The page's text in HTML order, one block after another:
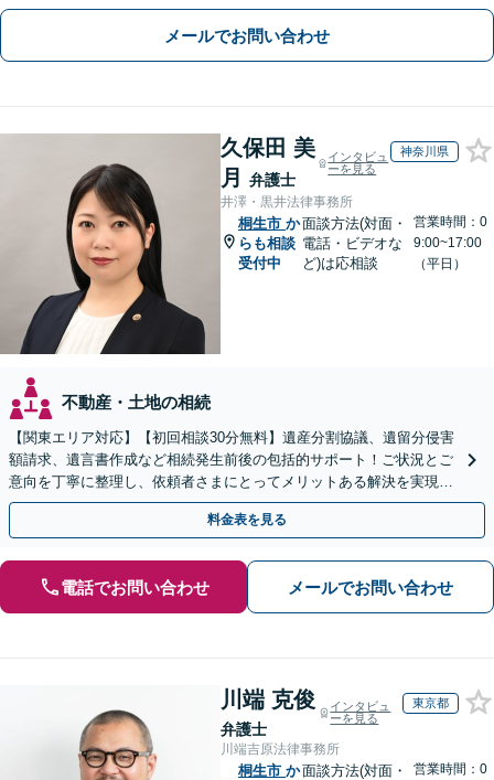
メールでお問い合わせ
久保田 美
月
弁護士
インタビュ
ーを見る
神奈川県
井澤・黒井法律事務所
桐生市 か
らも相談
受付中
面談方法(対面・
電話・ビデオな
ど)は応相談
営業時間：0
9:00~17:00
（平日）
不動産・土地の相続
【関東エリア対応】【初回相談30分無料】遺産分割協議、遺留分侵害
額請求、遺言書作成など相続発生前後の包括的サポート！ご状況とご
意向を丁寧に整理し、依頼者さまにとってメリットある解決を実現で
きるよう尽力します【休日・夜間相談対応（要予約）】
料金表を見る
電話でお問い合わせ メールでお問い合わせ
川端 克俊
弁護士
インタビュ
ーを見る
東京都
川端吉原法律事務所
桐生市 か面談方法(対面・
営業時間：0